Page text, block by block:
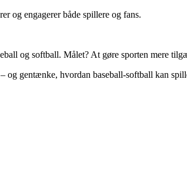
og engagerer både spillere og fans.
og softball. Målet? At gøre sporten mere
gentænke, hvordan baseball-softball kan